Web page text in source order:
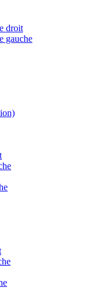
droit
gauche